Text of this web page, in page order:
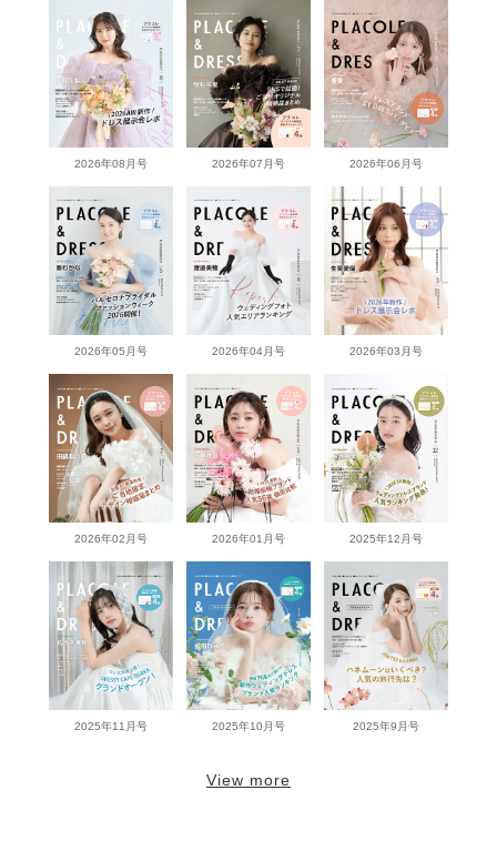
2026年08月号 2026年07月号 2026年06月号
2026年05月号 2026年04月号 2026年03月号
2026年02月号 2026年01月号 2025年12月号
2025年11月号 2025年10月号 2025年9月号
View more